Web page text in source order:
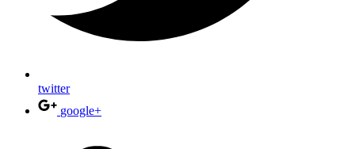
twitter
google+